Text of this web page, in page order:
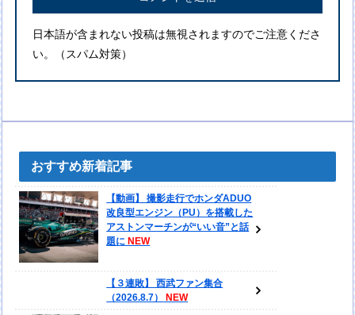
日本語が含まれない投稿は無視されますのでご注意くださ
い。（スパム対策）
おすすめ新着記事
【動画】 撮影走行でホンダADUO
改良型エンジン（PU）を搭載した
アストンマーチンが“いい音”と話
題に
【３連敗】 西武ファン集合
（2026.8.7）